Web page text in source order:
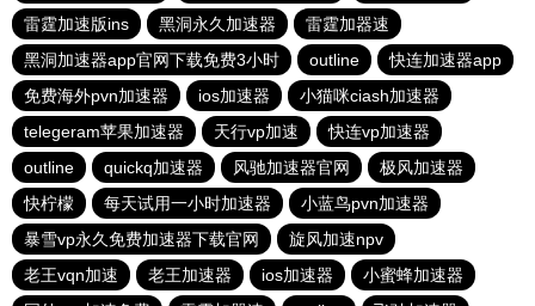
雷霆加速版ins
黑洞永久加速器
雷霆加器速
黑洞加速器app官网下载免费3小时
outline
快连加速器app
免费海外pvn加速器
ios加速器
小猫咪ciash加速器
telegeram苹果加速器
天行vp加速
快连vp加速器
outline
quickq加速器 风驰加速器官网
极风加速器
快柠檬
每天试用一小时加速器
小蓝鸟pvn加速器
暴雪vp永久免费加速器下载官网
旋风加速npv
老王vqn加速
老王加速器 ios加速器
小蜜蜂加速器